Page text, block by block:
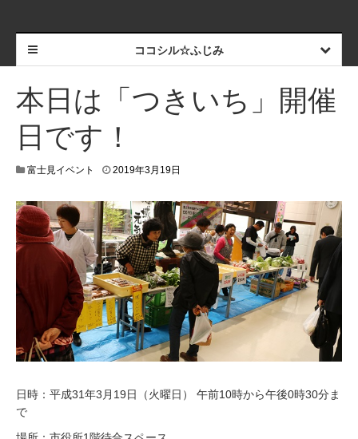
ココシル☆ふじみ
本日は「つきいち」開催
日です！
富士見イベント 2019年3月19日
日時：平成31年3月19日（火曜日） 午前10時から午後0時30分ま
で